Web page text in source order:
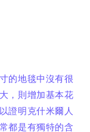
的地毯中沒有很
，則增加基本花
證明克什米爾人
都是有獨特的含